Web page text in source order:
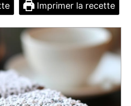
Imprimer la recette